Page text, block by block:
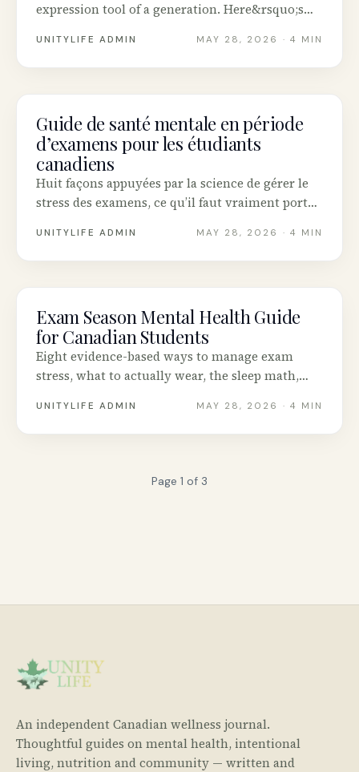
expression tool of a generation. Here&rsquo;s
we share them &mdash; and when meme
culture helps or hurts mental health.
UNITYLIFE ADMIN MAY 28, 2026 · 4 MIN
MENTAL HEALTH
Guide de santé mentale en période
d’examens pour les étudiants
canadiens
Huit façons appuyées par la science de gérer le
stress des examens, ce qu’il faut vraiment porter,
canadiens peuvent obtenir du soutien gratuit en
santé mentale.
UNITYLIFE ADMIN MAY 28, 2026 · 4 MIN
MENTAL HEALTH
Exam Season Mental Health Guide
for Canadian Students
Eight evidence-based ways to manage exam
stress, what to actually wear, the sleep math,
mental health support during finals.
UNITYLIFE ADMIN MAY 28, 2026 · 4 MIN
Page 1 of 3
An independent Canadian wellness journal.
Thoughtful guides on mental health, intentional
living, nutrition and community — written and